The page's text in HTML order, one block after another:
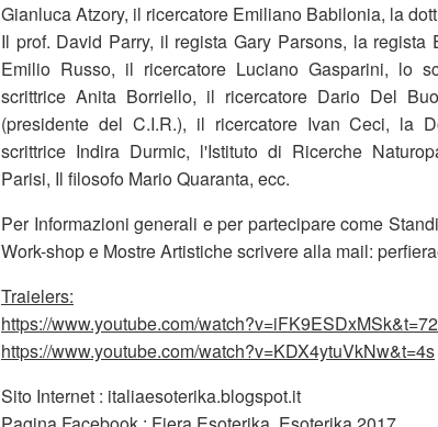
Gianluca Atzory, il ricercatore Emiliano Babilonia, la
Il prof. David Parry, il regista Gary Parsons, la regista
Emilio Russo, il ricercatore Luciano Gasparini, lo
scrittrice Anita Borriello, il ricercatore Dario Del
(presidente del C.I.R.), il ricercatore Ivan Ceci, la
scrittrice Indira Durmic, l'Istituto di Ricerche
Parisi, Il filosofo Mario Quaranta, ecc.
Per Informazioni generali e per partecipare come
Work-shop e Mostre Artistiche scrivere alla mail:
Traielers:
https://www.youtube.com/
https://www.youtube.com/watch?v=KDX4ytuVkNw&t=4s
Sito Internet : italiaesoterika.blogspot.it